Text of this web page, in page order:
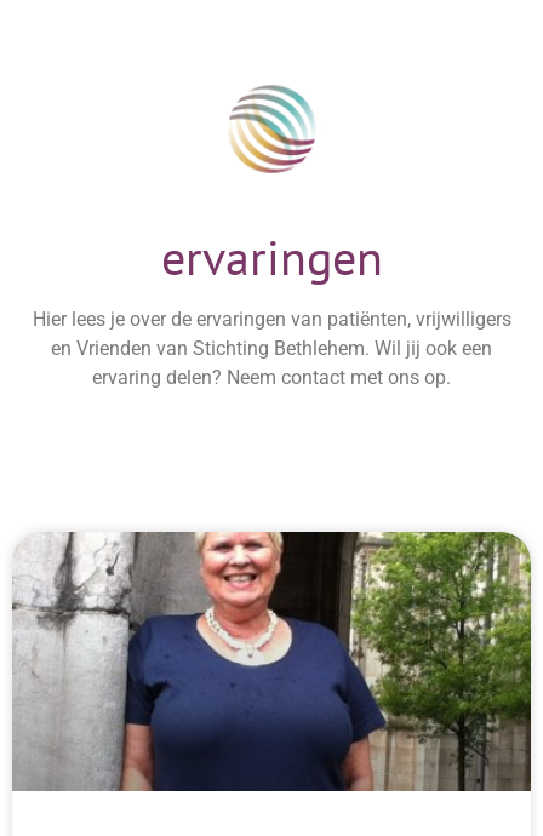
ervaringen
Hier lees je over de ervaringen van patiënten, vrijwilligers
en Vrienden van Stichting Bethlehem. Wil jij ook een
ervaring delen? Neem contact met ons op.